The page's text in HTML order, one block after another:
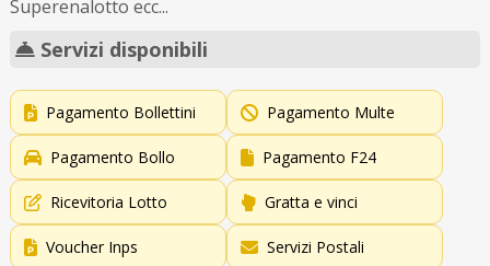
Superenalotto ecc...
Servizi disponibili
Pagamento Bollettini Pagamento Multe
Pagamento Bollo Pagamento F24
Ricevitoria Lotto Gratta e vinci
Voucher Inps Servizi Postali